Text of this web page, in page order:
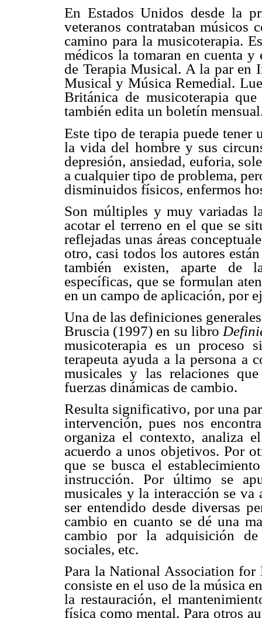
En Estados Unidos desde la
veteranos contrataban músicos
camino para la musicoterapia.
médicos la tomaran en cuenta
de Terapia Musical. A la par en
Musical y Música Remedial.
Británica de musicoterapia
también edita un boletín
Este tipo de terapia puede tener
la vida del hombre y sus
depresión, ansiedad, euforia,
a cualquier tipo de problema,
disminuidos físicos, enfermos
Son múltiples y muy variadas
acotar el terreno en el que se
reflejadas unas áreas
otro, casi todos los autores
también existen, aparte de
específicas, que se formulan
en un campo de aplicación, por
Una de las definiciones
Bruscia (1997) en su libro
musicoterapia es un proceso
terapeuta ayuda a la persona a
musicales y las relaciones
fuerzas dinámicas de cambio.
Resulta significativo, por una
intervención, pues nos
organiza el contexto, analiza
acuerdo a unos objetivos. Por
que se busca el
instrucción. Por último se
musicales y la interacción se va
ser entendido desde diversas
cambio en cuanto se dé una
cambio por la adquisición de
sociales, etc.
Para la National Association
consiste en el uso de la música
la restauración, el
física como mental. Para otros